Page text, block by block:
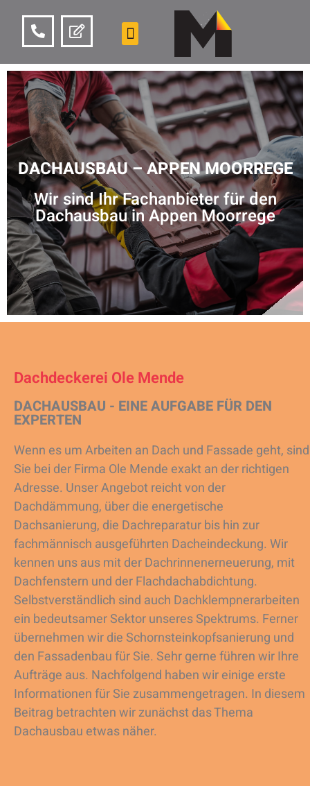
DACHAUSBAU – APPEN MOORREGE
Wir sind Ihr Fachanbieter für den
Dachausbau in Appen Moorrege
Dachdeckerei Ole Mende
DACHAUSBAU - EINE AUFGABE FÜR DEN
EXPERTEN
Wenn es um Arbeiten an Dach und Fassade geht, sind
Sie bei der Firma Ole Mende exakt an der richtigen
Adresse. Unser Angebot reicht von der
Dachdämmung, über die energetische
Dachsanierung, die Dachreparatur bis hin zur
fachmännisch ausgeführten Dacheindeckung. Wir
kennen uns aus mit der Dachrinnenerneuerung, mit
Dachfenstern und der Flachdachabdichtung.
Selbstverständlich sind auch Dachklempnerarbeiten
ein bedeutsamer Sektor unseres Spektrums. Ferner
übernehmen wir die Schornsteinkopfsanierung und
den Fassadenbau für Sie. Sehr gerne führen wir Ihre
Aufträge aus. Nachfolgend haben wir einige erste
Informationen für Sie zusammengetragen. In diesem
Beitrag betrachten wir zunächst das Thema
Dachausbau etwas näher.